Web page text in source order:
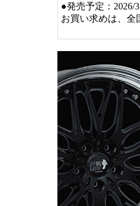
●発売予定：2026/
お買い求めは、全